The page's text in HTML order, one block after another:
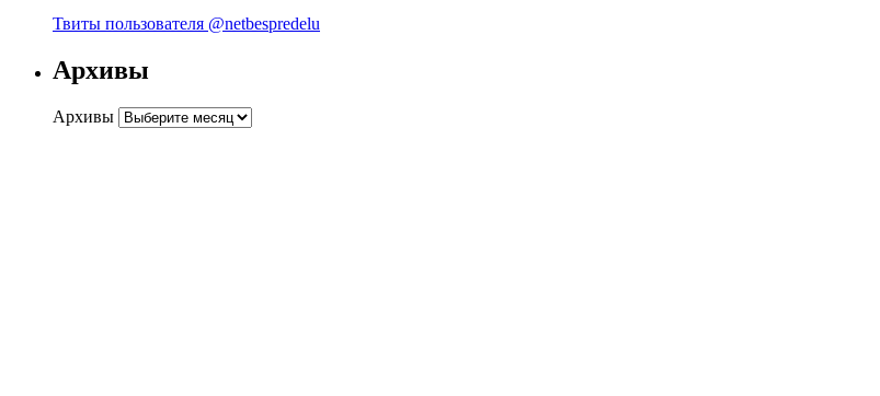
Твиты пользователя @netbespredelu
Архивы
Архивы